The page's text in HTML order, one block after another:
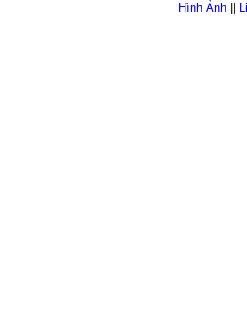
Hình Ảnh